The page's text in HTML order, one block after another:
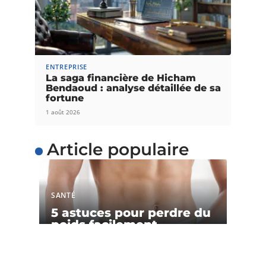
ENTREPRISE
La saga financière de Hicham
Bendaoud : analyse détaillée de sa
fortune
1 août 2026
Article populaire
SANTÉ
5 astuces pour perdre du
poids facilement